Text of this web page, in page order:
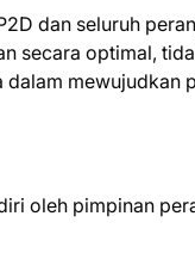
dan seluruh
secara optimal,
dalam
oleh pimpinan